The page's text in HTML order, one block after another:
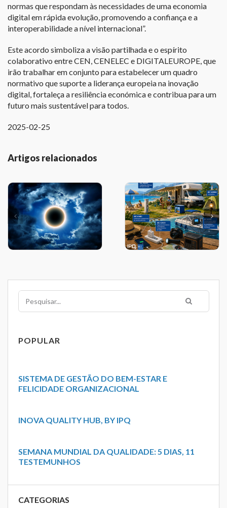
normas que respondam às necessidades de uma economia
digital em rápida evolução, promovendo a confiança e a
interoperabilidade a nível internacional”.
Este acordo simboliza a visão partilhada e o espírito
colaborativo entre CEN, CENELEC e DIGITALEUROPE, que
irão trabalhar em conjunto para estabelecer um quadro
normativo que suporte a liderança europeia na inovação
digital, fortaleça a resiliência económica e contribua para um
futuro mais sustentável para todos.
2025-02-25
Artigos relacionados
Pesquisar
POPULAR
SISTEMA DE GESTÃO DO BEM-ESTAR E
FELICIDADE ORGANIZACIONAL
INOVA QUALITY HUB, BY IPQ
SEMANA MUNDIAL DA QUALIDADE: 5 DIAS, 11
TESTEMUNHOS
CATEGORIAS